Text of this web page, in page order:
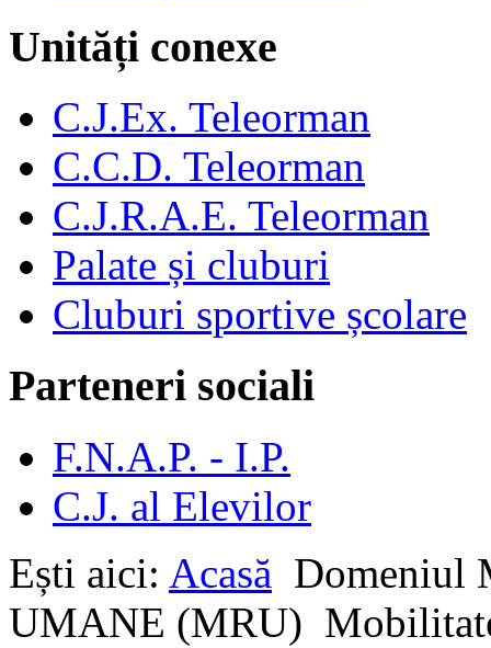
Unități conexe
C.J.Ex. Teleorman
C.C.D. Teleorman
C.J.R.A.E. Teleorman
Palate și cluburi
Cluburi sportive școlare
Parteneri sociali
F.N.A.P. - I.P.
C.J. al Elevilor
Ești aici: Acasă Domeniul
UMANE (MRU)